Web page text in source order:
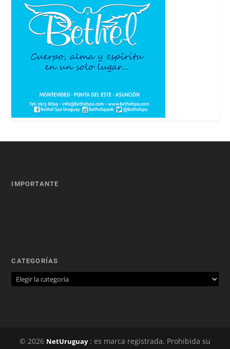
IMPORTANTE
CATEGORÍAS
© 2026 NetUruguay: es marca registrada. Prohibida su